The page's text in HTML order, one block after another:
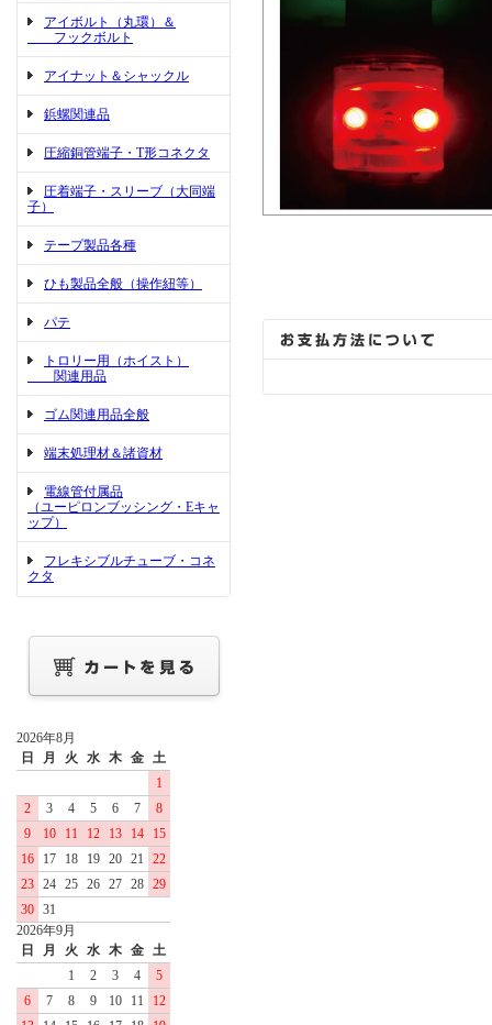
アイボルト（丸環）＆
フックボルト
アイナット＆シャックル
鋲螺関連品
圧縮銅管端子・T形コネクタ
圧着端子・スリーブ（大同端
子）
テープ製品各種
ひも製品全般（操作紐等）
パテ
トロリー用（ホイスト）
関連用品
ゴム関連用品全般
端末処理材＆諸資材
電線管付属品
（ユーピロンブッシング・Eキャ
ップ）
フレキシブルチューブ・コネ
クタ
2026年8月
日
月 火 水 木 金 土
1
2
3 4 5 6 7
8
9
10 11 12 13 14
15
16
17 18 19 20 21
22
23 24 25 26 27 28 29
30 31
2026年9月
日
月 火 水 木 金 土
1
2 3 4
5
6
7 8 9 10 11
12